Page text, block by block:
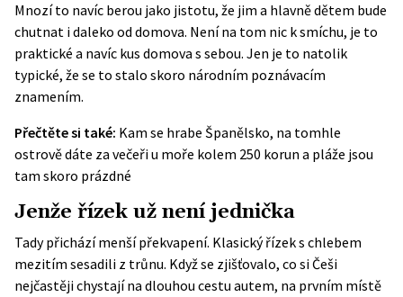
Mnozí to navíc berou jako jistotu, že jim a hlavně dětem bude
chutnat i daleko od domova. Není na tom nic k smíchu, je to
praktické a navíc kus domova s sebou. Jen je to natolik
typické, že se to stalo skoro národním poznávacím
znamením.
Přečtěte si také: Kam se hrabe Španělsko, na tomhle
ostrově dáte za večeři u moře kolem 250 korun a pláže jsou
tam skoro prázdné
Jenže řízek už není jednička
Tady přichází menší překvapení. Klasický řízek s chlebem
mezitím sesadili z trůnu. Když se zjišťovalo, co si Češi
nejčastěji chystají na dlouhou cestu autem, na prvním místě